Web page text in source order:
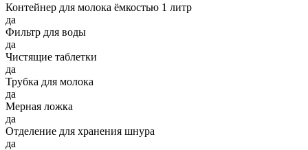
Контейнер для молока ёмкостью 1 литр
да
Фильтр для воды
да
Чистящие таблетки
да
Трубка для молока
да
Мерная ложка
да
Отделение для хранения шнура
да